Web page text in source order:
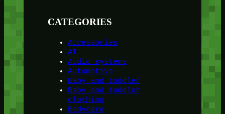
CATEGORIES
Accessories
AI
Audio systems
Automotive
Baby and toddler
Baby and toddler
clothing
Bodycare